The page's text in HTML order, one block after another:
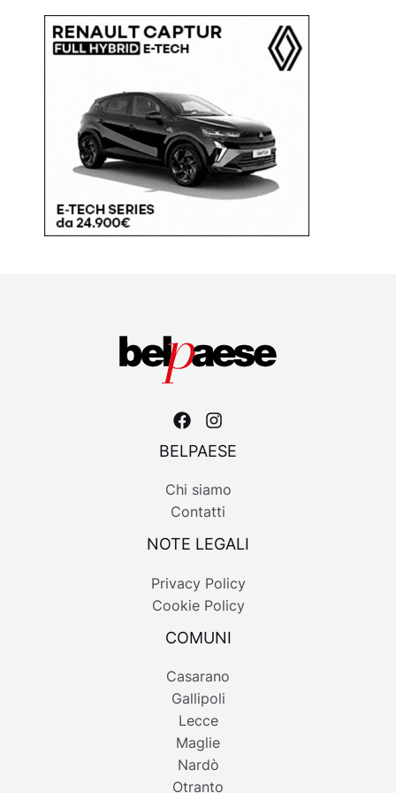
BELPAESE
Chi siamo
Contatti
NOTE LEGALI
Privacy Policy
Cookie Policy
COMUNI
Casarano
Gallipoli
Lecce
Maglie
Nardò
Otranto